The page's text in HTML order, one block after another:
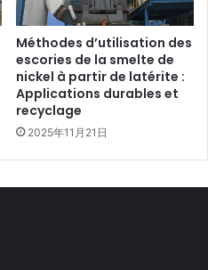
Méthodes d’utilisation des
escories de la smelte de
nickel à partir de latérite :
Applications durables et
recyclage
2025年11月21日